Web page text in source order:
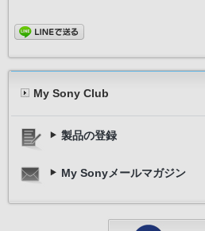
My Sony Club
製品の登録
My Sonyメールマガジン